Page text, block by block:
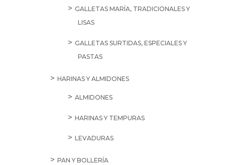
GALLETAS MARÍA, TRADICIONALES Y
LISAS
GALLETAS SURTIDAS, ESPECIALES Y
PASTAS
HARINAS Y ALMIDONES
ALMIDONES
HARINAS Y TEMPURAS
LEVADURAS
PAN Y BOLLERÍA